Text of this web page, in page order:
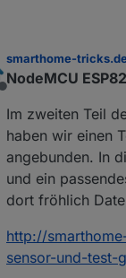
Offline
smarthome-
NodeMCU
Im zweiten Teil
haben wir einen
angebunden. In
und ein
dort fröhlich
http://
sensor-und-test-